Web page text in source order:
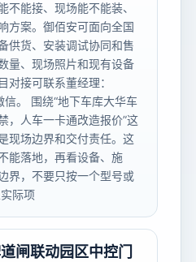
不能接、现场能不能装、
方案。御佰安可面向全国
供货、安装调试协同和售
量、现场照片和现有设备
对接可联系董经理：
。 围绕“地下车库大华车
，人车一卡通改造报价”这
现场边界和交付责任。这
能落地，再看设备、施
界，不要只按一个型号或
际项
闸联动园区中控门